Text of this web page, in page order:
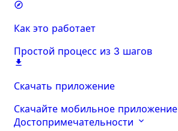
Как это работает
Простой процесс из 3 шагов
Скачать приложение
Скачайте мобильное приложение
Достопримечательности